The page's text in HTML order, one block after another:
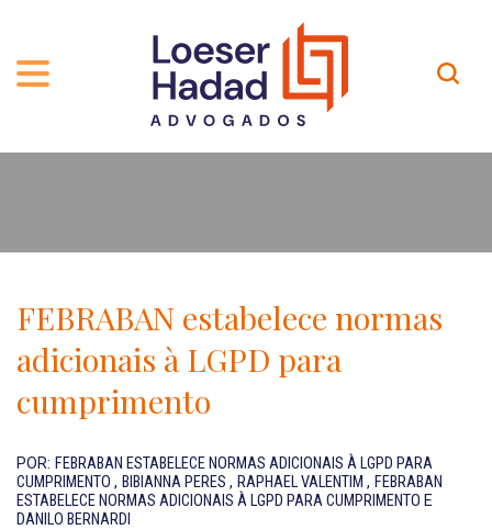
INCLUSÃO E DIVERSIDADE
PRÊMIOS
NOSSA EQUIPE
PROFISSIONAIS
CARREIRA
Contato
Localização
FEBRABAN estabelece normas
adicionais à LGPD para
cumprimento
POR: FEBRABAN ESTABELECE NORMAS ADICIONAIS À LGPD PARA
CUMPRIMENTO , BIBIANNA PERES , RAPHAEL VALENTIM , FEBRABAN
ESTABELECE NORMAS ADICIONAIS À LGPD PARA CUMPRIMENTO E
DANILO BERNARDI